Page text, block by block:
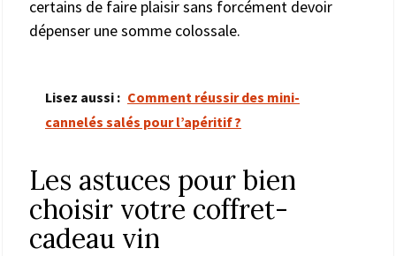
certains de faire plaisir sans forcément devoir
dépenser une somme colossale.
Lisez aussi : Comment réussir des mini-
cannelés salés pour l’apéritif ?
Les astuces pour bien
choisir votre coffret-
cadeau vin